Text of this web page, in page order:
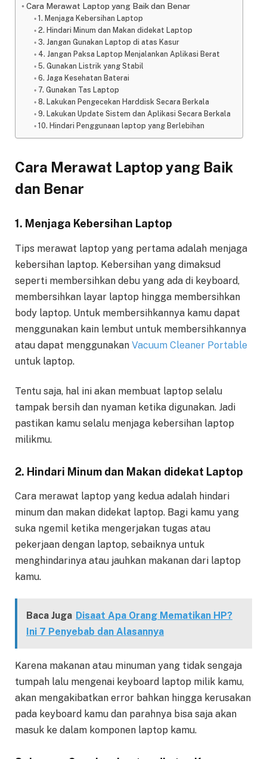
Cara Merawat Laptop yang Baik dan Benar
1. Menjaga Kebersihan Laptop
2. Hindari Minum dan Makan didekat Laptop
3. Jangan Gunakan Laptop di atas Kasur
4. Jangan Paksa Laptop Menjalankan Aplikasi Berat
5. Gunakan Listrik yang Stabil
6. Jaga Kesehatan Baterai
7. Gunakan Tas Laptop
8. Lakukan Pengecekan Harddisk Secara Berkala
9. Lakukan Update Sistem dan Aplikasi Secara Berkala
10. Hindari Penggunaan laptop yang Berlebihan
Cara Merawat Laptop yang Baik
dan Benar
1. Menjaga Kebersihan Laptop
Tips merawat laptop yang pertama adalah menjaga
kebersihan laptop. Kebersihan yang dimaksud
seperti membersihkan debu yang ada di keyboard,
membersihkan layar laptop hingga membersihkan
body laptop. Untuk membersihkannya kamu dapat
menggunakan kain lembut untuk membersihkannya
atau dapat menggunakan Vacuum Cleaner Portable
untuk laptop.
Tentu saja, hal ini akan membuat laptop selalu
tampak bersih dan nyaman ketika digunakan. Jadi
pastikan kamu selalu menjaga kebersihan laptop
milikmu.
2. Hindari Minum dan Makan didekat Laptop
Cara merawat laptop yang kedua adalah hindari
minum dan makan didekat laptop. Bagi kamu yang
suka ngemil ketika mengerjakan tugas atau
pekerjaan dengan laptop, sebaiknya untuk
menghindarinya atau jauhkan makanan dari laptop
kamu.
Baca Juga Disaat Apa Orang Mematikan HP?
Ini 7 Penyebab dan Alasannya
Karena makanan atau minuman yang tidak sengaja
tumpah lalu mengenai keyboard laptop milik kamu,
akan mengakibatkan error bahkan hingga kerusakan
pada keyboard kamu dan parahnya bisa saja akan
masuk ke dalam komponen laptop kamu.